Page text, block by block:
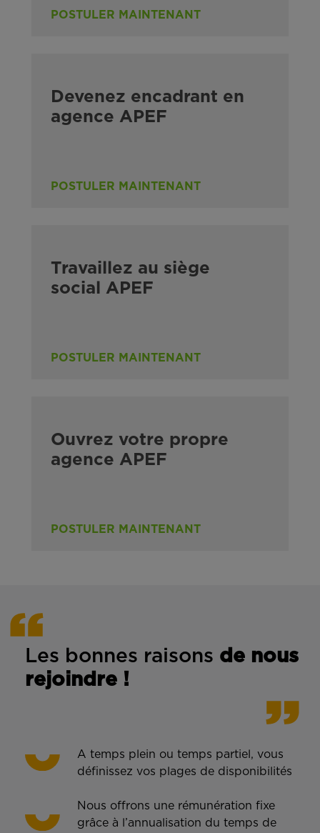
POSTULER MAINTENANT
Devenez encadrant en
agence APEF
POSTULER MAINTENANT
Travaillez au siège
social APEF
POSTULER MAINTENANT
Ouvrez votre propre
agence APEF
POSTULER MAINTENANT
Les bonnes raisons de nous
rejoindre !
A temps plein ou temps partiel, vous
définissez vos plages de disponibilités
Nous offrons une rémunération fixe
grâce à l’annualisation du temps de